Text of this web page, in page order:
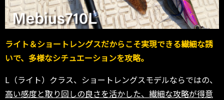
ライト＆ショートレングスだからこそ実現できる繊細な誘
いで、多様なシチュエーションを攻略。
L（ライト）クラス、ショートレングスモデルならではの、
高い感度と取り回しの良さを活かした、繊細な攻略が得意